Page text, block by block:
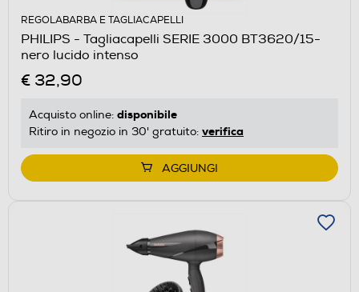
REGOLABARBA E TAGLIACAPELLI
PHILIPS - Tagliacapelli SERIE 3000 BT3620/15-
nero lucido intenso
€ 32,90
Acquisto online: disponibile
Ritiro in negozio in 30' gratuito: verifica
AGGIUNGI